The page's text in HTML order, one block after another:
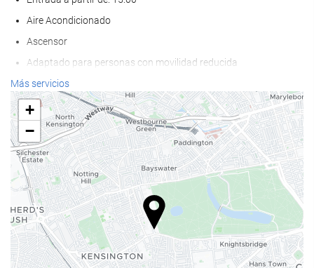
Aire Acondicionado
Ascensor
Adaptado para personas con movilidad reducida
Habitaciones No fumadores
No admite mascotas
Bienestar
Spa
Sauna
Servicio de masaje
Servicio de peluquería
Gimnasio
Más servicios
+
−